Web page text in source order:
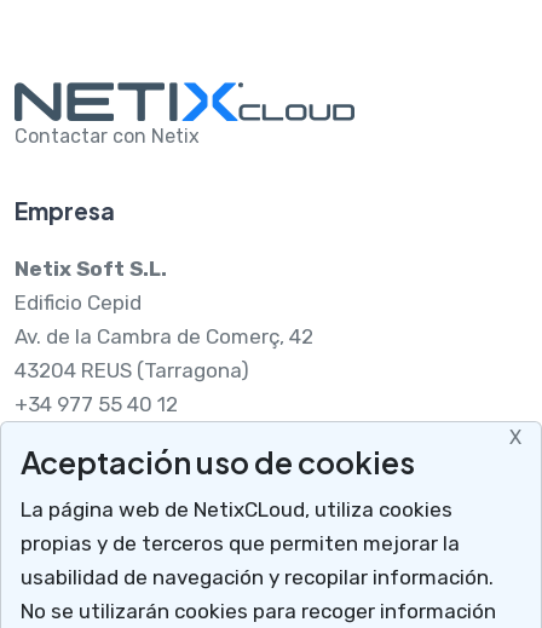
X
Aceptación uso de cookies
La página web de NetixCLoud, utiliza cookies
propias y de terceros que permiten mejorar la
usabilidad de navegación y recopilar información.
No se utilizarán cookies para recoger información
Contactar con Netix
Empresa
Netix Soft S.L.
Edificio Cepid
Av. de la Cambra de Comerç, 42
43204 REUS (Tarragona)
+34 977 55 40 12
Legal
Nota legal
RGPDUE
Cómo llegar